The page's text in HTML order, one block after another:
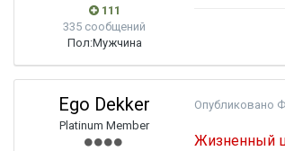
111
335 сообщений
Пол:Мужчина
Ego Dekker
Platinum Member
Опубликовано
Жизненный